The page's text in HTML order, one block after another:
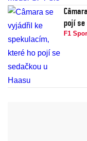
pojí se
F1